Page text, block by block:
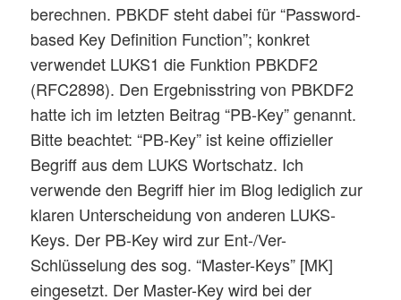
berechnen. PBKDF steht dabei für “Password-
based Key Definition Function”; konkret
verwendet LUKS1 die Funktion PBKDF2
(RFC2898). Den Ergebnisstring von PBKDF2
hatte ich im letzten Beitrag “PB-Key” genannt.
Bitte beachtet: “PB-Key” ist keine offizieller
Begriff aus dem LUKS Wortschatz. Ich
verwende den Begriff hier im Blog lediglich zur
klaren Unterscheidung von anderen LUKS-
Keys. Der PB-Key wird zur Ent-/Ver-
Schlüsselung des sog. “Master-Keys” [MK]
eingesetzt. Der Master-Key wird bei der